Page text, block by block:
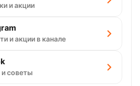
и акции
и акции в канале
и советы